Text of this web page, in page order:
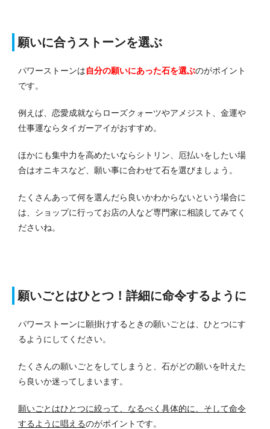
願いに合うストーンを選ぶ
パワーストーンは自分の願いにあった石を選ぶのがポイント
です。
例えば、恋愛成就ならローズクォーツやアメジスト、金運や
仕事運ならタイガーアイがおすすめ。
ほかにも集中力を高めたいならシトリン、厄払いをしたい場
合はオニキスなど、願い事に合わせて石を選びましょう。
たくさんあって何を選んだら良いかわからないという場合に
は、ショップに行ってお店の人など専門家に相談してみてく
ださいね。
願いごとはひとつ！詳細に命令するように
パワーストーンに願掛けするときの願いごとは、ひとつにす
るようにしてください。
たくさんの願いごとをしてしまうと、石がどの願いを叶えた
ら良いか迷ってしまいます。
願いごとはひとつに絞って、なるべく具体的に、そして命令
するように唱えるのがポイントです。